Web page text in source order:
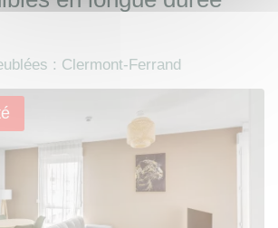
: Clermont-Ferrand